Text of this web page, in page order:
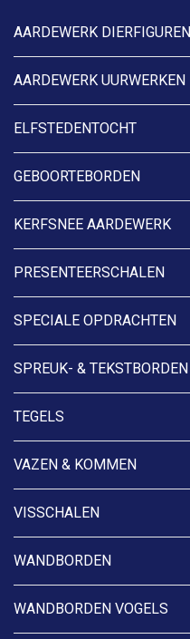
AARDEWERK DIERFIGUREN
AARDEWERK UURWERKEN
ELFSTEDENTOCHT
GEBOORTEBORDEN
KERFSNEE AARDEWERK
PRESENTEERSCHALEN
SPECIALE OPDRACHTEN
SPREUK- & TEKSTBORDEN
TEGELS
VAZEN & KOMMEN
VISSCHALEN
WANDBORDEN
WANDBORDEN VOGELS